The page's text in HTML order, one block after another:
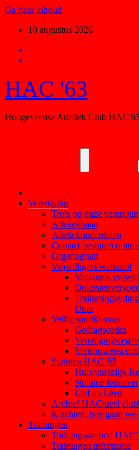
Ga naar inhoud
10 augustus 2026
HAC '63
Hoogeveense Atletiek Club
Vereniging
Trots op onze
Atletiekbaan
Atletiekonderdelen
Contact bestuur/
Organogram
Vrijwilligers welkom!
Vacatures
Unie
Veilig sportklimaat
Gedragscodes
Statuten HAC’63
Huishoudelijk
Notulen
Lief en Leed
Archief HACtueel
Klachten, hoe gaan
Trainingen
Trainingsaanbod
Trainingen informatie